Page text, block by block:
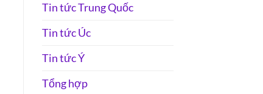
Tin tức Trung Quốc
Tin tức Úc
Tin tức Ý
Tổng hợp